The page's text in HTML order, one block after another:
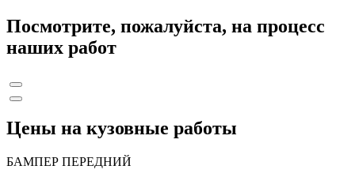
Посмотрите, пожалуйста, на процесс
наших работ
Цены на кузовные работы
БАМПЕР ПЕРЕДНИЙ